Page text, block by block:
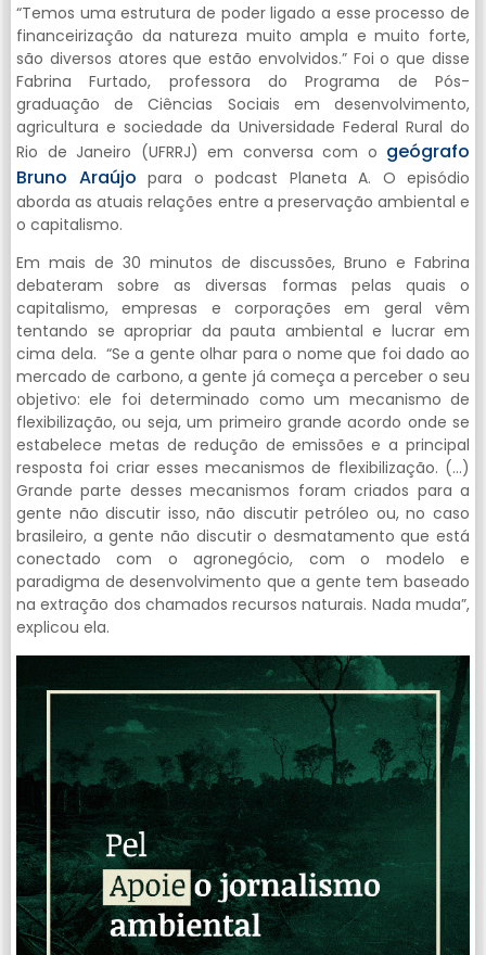
“Temos uma estrutura de poder ligado a esse processo de
financeirização da natureza muito ampla e muito forte,
são diversos atores que estão envolvidos.” Foi o que disse
Fabrina Furtado, professora do Programa de Pós-
graduação de Ciências Sociais em desenvolvimento,
agricultura e sociedade da Universidade Federal Rural do
Rio de Janeiro (UFRRJ) em conversa com o geógrafo
Bruno Araújo para o podcast Planeta A. O episódio
aborda as atuais relações entre a preservação ambiental e
o capitalismo.
Em mais de 30 minutos de discussões, Bruno e Fabrina
debateram sobre as diversas formas pelas quais o
capitalismo, empresas e corporações em geral vêm
tentando se apropriar da pauta ambiental e lucrar em
cima dela. “Se a gente olhar para o nome que foi dado ao
mercado de carbono, a gente já começa a perceber o seu
objetivo: ele foi determinado como um mecanismo de
flexibilização, ou seja, um primeiro grande acordo onde se
estabelece metas de redução de emissões e a principal
resposta foi criar esses mecanismos de flexibilização. (…)
Grande parte desses mecanismos foram criados para a
gente não discutir isso, não discutir petróleo ou, no caso
brasileiro, a gente não discutir o desmatamento que está
conectado com o agronegócio, com o modelo e
paradigma de desenvolvimento que a gente tem baseado
na extração dos chamados recursos naturais. Nada muda”,
explicou ela.